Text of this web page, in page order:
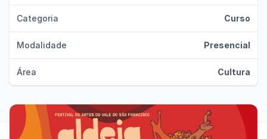
Categoria Curso
Modalidade Presencial
Área Cultura